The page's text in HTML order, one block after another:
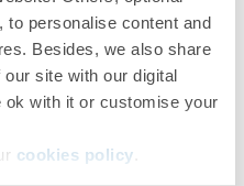
personalise content and
Besides, we also share
site with our digital
with it or customise your
cookies policy